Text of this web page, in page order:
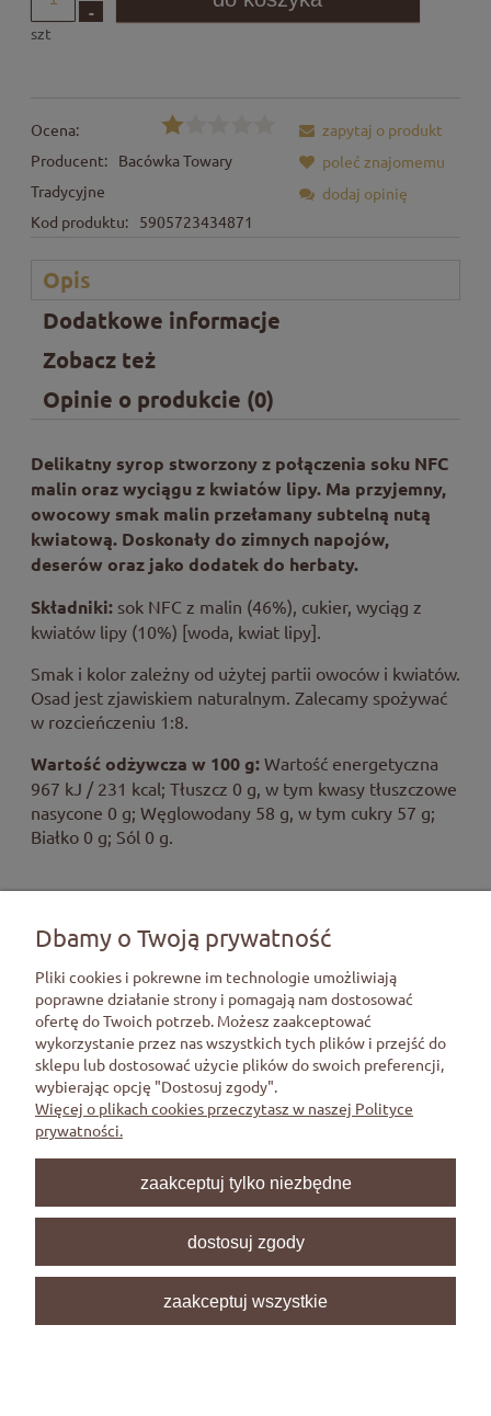
-
szt
Ocena:
Producent:
Bacówka Towary
Tradycyjne
Kod produktu:
5905723434871
zapytaj o produkt
poleć znajomemu
dodaj opinię
Opis
Dodatkowe informacje
Zobacz też
Opinie o produkcie (0)
Delikatny syrop stworzony z połączenia soku NFC
malin oraz wyciągu z kwiatów lipy. Ma przyjemny,
owocowy smak malin przełamany subtelną nutą
kwiatową. Doskonały do zimnych napojów,
deserów oraz jako dodatek do herbaty.
Składniki: sok NFC z malin (46%), cukier, wyciąg z
kwiatów lipy (10%) [woda, kwiat lipy].
Smak i kolor zależny od użytej partii owoców i kwiatów.
Osad jest zjawiskiem naturalnym. Zalecamy spożywać
w rozcieńczeniu 1:8.
Wartość odżywcza w 100 g: Wartość energetyczna
967 kJ / 231 kcal; Tłuszcz 0 g, w tym kwasy tłuszczowe
nasycone 0 g; Węglowodany 58 g, w tym cukry 57 g;
Białko 0 g; Sól 0 g.
21 dni.
Pomoc
Moje konto
Informacje
O nas
Dbamy o Twoją prywatność
Pliki cookies i pokrewne im technologie umożliwiają
poprawne działanie strony i pomagają nam dostosować
ofertę do Twoich potrzeb. Możesz zaakceptować
wykorzystanie przez nas wszystkich tych plików i przejść do
sklepu lub dostosować użycie plików do swoich preferencji,
wybierając opcję "Dostosuj zgody".
Więcej o plikach cookies przeczytasz w naszej Polityce
prywatności.
zaakceptuj tylko niezbędne
dostosuj zgody
zaakceptuj wszystkie